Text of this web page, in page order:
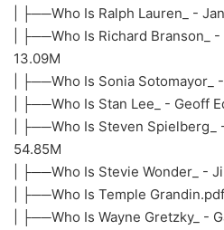
| ├──Who Is Ralph Lauren_ -
| ├──Who Is Richard Branson_
13.09M
| ├──Who Is Sonia Sotomayor_
| ├──Who Is Stan Lee_ - Geoff
| ├──Who Is Steven
54.85M
| ├──Who Is Stevie Wonder_ -
| ├──Who Is Temple
| ├──Who Is Wayne Gretzky_ -